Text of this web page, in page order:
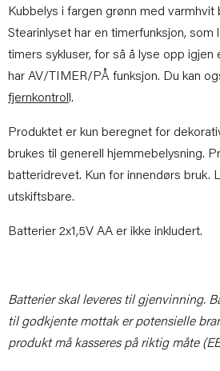
Kubbelys i fargen grønn med
Stearinlyset har en timerfunksjon, som
timers sykluser, for så å lyse opp igjen
har AV/TIMER/PÅ funksjon. Du kan
fjernkontroll.
Produktet er kun beregnet for
brukes til generell hjemmebelysning.
batteridrevet. Kun for innendørs bruk.
utskiftsbare.
Batterier 2x1,5V AA er ikke inkludert.
Batterier skal leveres til gjenvinning.
til godkjente mottak er potensielle
produkt må kasseres på riktig måte